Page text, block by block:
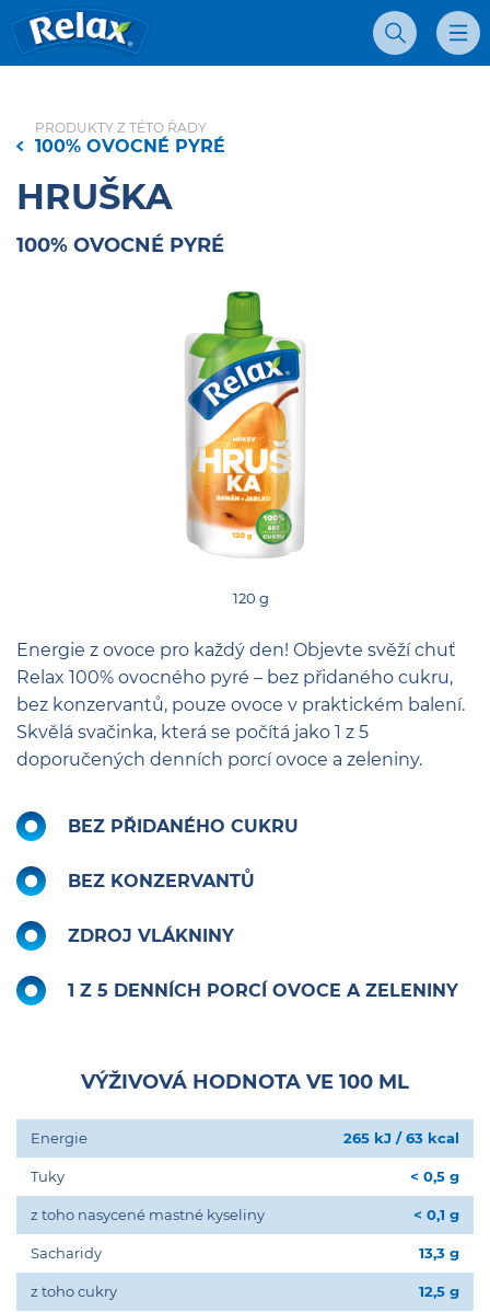
Vyhľadávanie
PRODUKTY Z TÉTO ŘADY
100% OVOCNÉ PYRÉ
HRUŠKA
100% OVOCNÉ PYRÉ
120 g
Energie z ovoce pro každý den! Objevte svěží chuť
Relax 100% ovocného pyré – bez přidaného cukru,
bez konzervantů, pouze ovoce v praktickém balení.
Skvělá svačinka, která se počítá jako 1 z 5
doporučených denních porcí ovoce a zeleniny.
BEZ PŘIDANÉHO CUKRU
BEZ KONZERVANTŮ
ZDROJ VLÁKNINY
1 Z 5 DENNÍCH PORCÍ OVOCE A ZELENINY
VÝŽIVOVÁ HODNOTA VE 100 ML
Energie 265 kJ / 63 kcal
Tuky < 0,5 g
z toho nasycené mastné kyseliny < 0,1 g
Sacharidy 13,3 g
z toho cukry 12,5 g